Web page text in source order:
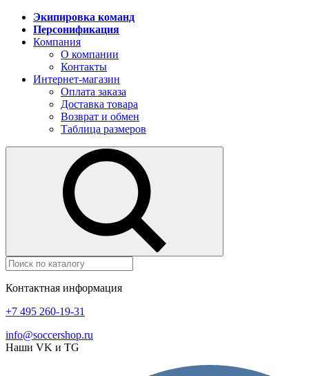
Экипировка команд
Персонификация
Компания
О компании
Контакты
Интернет-магазин
Оплата заказа
Доставка товара
Возврат и обмен
Таблица размеров
Контактная информация
+7 495 260-19-31
info@soccershop.ru
Наши VK и TG